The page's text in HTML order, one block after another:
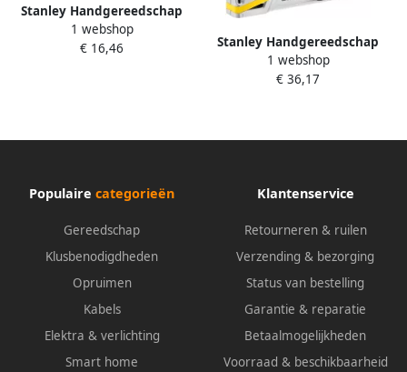
Stanley Handgereedschap
FATMAX Squeeze Metal Auto-
Retract Safety Knife
1 webshop
€ 16,46
Stanley Handgereedschap
FATMAX Handtacker 2in1 |
Type G en J FMHT70250-0
1 webshop
€ 36,17
Populaire categorieën
Gereedschap
Klusbenodigdheden
Opruimen
Kabels
Elektra & verlichting
Smart home
Klantenservice
Retourneren & ruilen
Verzending & bezorging
Status van bestelling
Garantie & reparatie
Betaalmogelijkheden
Voorraad & beschikbaarheid